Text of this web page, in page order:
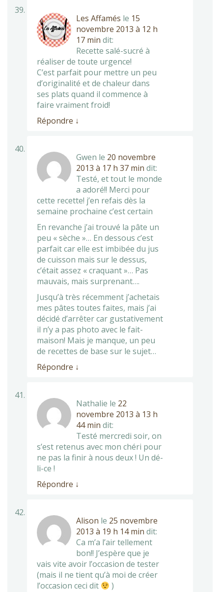
Les Affamés le 15
novembre 2013 à 12 h
17 min dit:
Recette salé-sucré à
réaliser de toute urgence!
C’est parfait pour mettre un peu
d’originalité et de chaleur dans
ses plats quand il commence à
faire vraiment froid!
Répondre ↓
Gwen le 20 novembre
2013 à 17 h 37 min dit:
Testé, et tout le monde
a adoré!! Merci pour
cette recette! j’en refais dès la
semaine prochaine c’est certain
En revanche j’ai trouvé la pâte un
peu « sèche »… En dessous c’est
parfait car elle est imbibée du jus
de cuisson mais sur le dessus,
c’était assez « craquant »… Pas
mauvais, mais surprenant….
Jusqu’à très récemment j’achetais
mes pâtes toutes faites, mais j’ai
décidé d’arrêter car gustativement
il n’y a pas photo avec le fait-
maison! Mais je manque, un peu
de recettes de base sur le sujet…
Répondre ↓
Nathalie le 22
novembre 2013 à 13 h
44 min dit:
Testé mercredi soir, on
s’est retenus avec mon chéri pour
ne pas la finir à nous deux ! Un dé-
li-ce !
Répondre ↓
Alison le 25 novembre
2013 à 19 h 14 min dit:
Ca m’a l’air tellement
bon!! J’espère que je
vais vite avoir l’occasion de tester
(mais il ne tient qu’à moi de créer
l’occasion ceci dit
)